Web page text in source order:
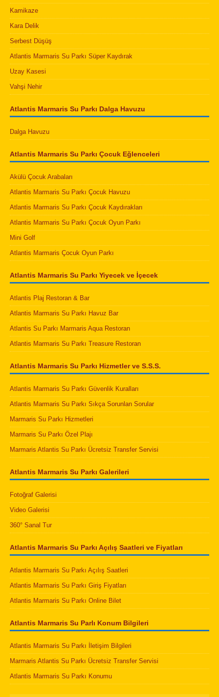
Kamikaze
Kara Delik
Serbest Düşüş
Atlantis Marmaris Su Parkı Süper Kaydırak
Uzay Kasesi
Vahşi Nehir
Atlantis Marmaris Su Parkı Dalga Havuzu
Dalga Havuzu
Atlantis Marmaris Su Parkı Çocuk Eğlenceleri
Akülü Çocuk Arabaları
Atlantis Marmaris Su Parkı Çocuk Havuzu
Atlantis Marmaris Su Parkı Çocuk Kaydırakları
Atlantis Marmaris Su Parkı Çocuk Oyun Parkı
Mini Golf
Atlantis Marmaris Çocuk Oyun Parkı
Atlantis Marmaris Su Parkı Yiyecek ve İçecek
Atlantis Plaj Restoran & Bar
Atlantis Marmaris Su Parkı Havuz Bar
Atlantis Su Parkı Marmaris Aqua Restoran
Atlantis Marmaris Su Parkı Treasure Restoran
Atlantis Marmaris Su Parkı Hizmetler ve S.S.S.
Atlantis Marmaris Su Parkı Güvenlik Kuralları
Atlantis Marmaris Su Parkı Sıkça Sorunlan Sorular
Marmaris Su Parkı Hizmetleri
Marmaris Su Parkı Özel Plajı
Marmaris Atlantis Su Parkı Ücretsiz Transfer Servisi
Atlantis Marmaris Su Parkı Galerileri
Fotoğraf Galerisi
Video Galerisi
360° Sanal Tur
Atlantis Marmaris Su Parkı Açılış Saatleri ve Fiyatları
Atlantis Marmaris Su Parkı Açılış Saatleri
Atlantis Marmaris Su Parkı Giriş Fiyatları
Atlantis Marmaris Su Parkı Online Bilet
Atlantis Marmaris Su Parlı Konum Bilgileri
Atlantis Marmaris Su Parkı İletişim Bilgileri
Marmaris Atlantis Su Parkı Ücretsiz Transfer Servisi
Atlantis Marmaris Su Parkı Konumu